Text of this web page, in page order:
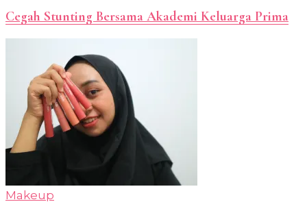
Cegah Stunting Bersama Akademi Keluarga Prima
Makeup